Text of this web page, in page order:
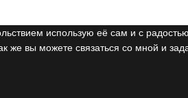
использую её сам и с
же вы можете связаться со мной и